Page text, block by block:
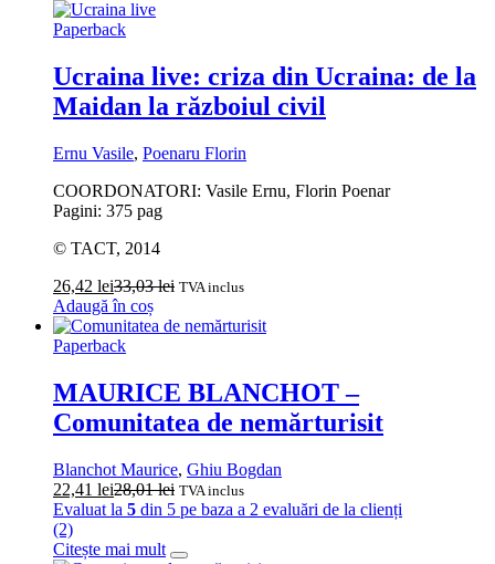
Paperback
Ucraina live: criza din Ucraina: de la
Maidan la războiul civil
Ernu Vasile, Poenaru Florin
COORDONATORI: Vasile Ernu, Florin Poenar
Pagini: 375 pag
© TACT, 2014
26,42 lei33,03lei TVA inclus
Adaugă în coș
Paperback
MAURICE BLANCHOT –
Comunitatea de nemărturisit
Blanchot Maurice, Ghiu Bogdan
22,41 lei28,01lei TVA inclus
Evaluat la 5 din 5 pe baza a 2 evaluări de la clienți
(2)
Citește mai mult